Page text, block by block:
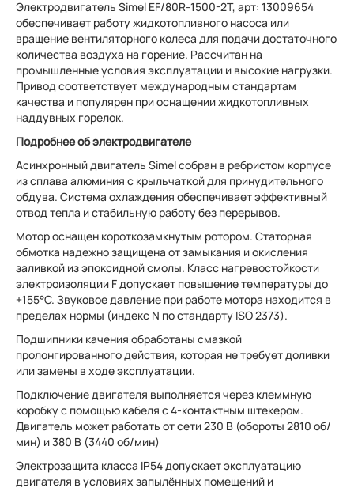
Электродвигатель Simel EF/80R-1500-2T, арт: 13009654
обеспечивает работу жидкотопливного насоса или
вращение вентиляторного колеса для подачи достаточного
количества воздуха на горение. Рассчитан на
промышленные условия эксплуатации и высокие нагрузки.
Привод соответствует международным стандартам
качества и популярен при оснащении жидкотопливных
наддувных горелок.
Подробнее об электродвигателе
Асинхронный двигатель Simel собран в ребристом корпусе
из сплава алюминия с крыльчаткой для принудительного
обдува. Система охлаждения обеспечивает эффективный
отвод тепла и стабильную работу без перерывов.
Мотор оснащен короткозамкнутым ротором. Статорная
обмотка надежно защищена от замыкания и окисления
заливкой из эпоксидной смолы. Класс нагревостойкости
электроизоляции F допускает повышение температуры до
+155°С. Звуковое давление при работе мотора находится в
пределах нормы (индекс N по стандарту ISO 2373).
Подшипники качения обработаны смазкой
пролонгированного действия, которая не требует доливки
или замены в ходе эксплуатации.
Подключение двигателя выполняется через клеммную
коробку с помощью кабеля с 4-контактным штекером.
Двигатель может работать от сети 230 В (обороты 2810 об/
мин) и 380 В (3440 об/мин)
Электрозащита класса IP54 допускает эксплуатацию
двигателя в условиях запылённых помещений и